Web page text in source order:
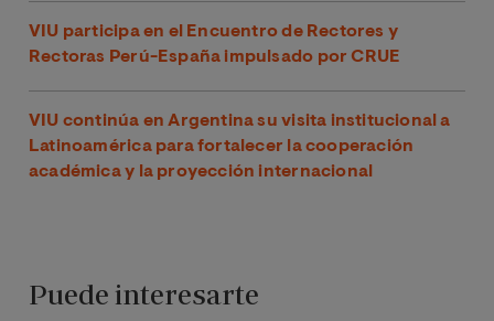
VIU participa en el Encuentro de Rectores y
Rectoras Perú-España impulsado por CRUE
VIU continúa en Argentina su visita institucional a
Latinoamérica para fortalecer la cooperación
académica y la proyección internacional
Puede interesarte